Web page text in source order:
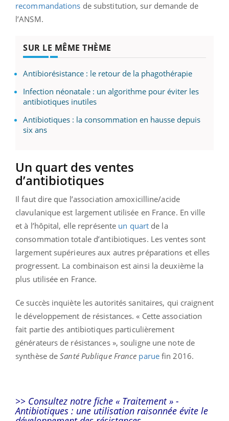
recommandations de substitution, sur demande de
l’ANSM.
SUR LE MÊME THÈME
Antibiorésistance : le retour de la phagothérapie
Infection néonatale : un algorithme pour éviter les
antibiotiques inutiles
Antibiotiques : la consommation en hausse depuis
six ans
Un quart des ventes
d’antibiotiques
Il faut dire que l’association amoxicilline/acide
clavulanique est largement utilisée en France. En ville
et à l’hôpital, elle représente un quart de la
consommation totale d’antibiotiques. Les ventes sont
largement supérieures aux autres préparations et elles
progressent. La combinaison est ainsi la deuxième la
plus utilisée en France.
Ce succès inquiète les autorités sanitaires, qui craignent
le développement de résistances. « Cette association
fait partie des antibiotiques particulièrement
générateurs de résistances », souligne une note de
synthèse deSanté Publique France paruefin 2016.
>> Consultez notre fiche « Traitement » -
Antibiotiques : une utilisation raisonnée évite le